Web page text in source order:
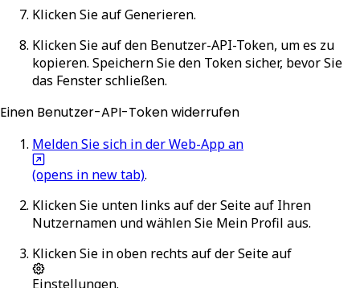
Klicken Sie aufGenerieren.
Klicken Sie auf den Benutzer-API-Token, um es zu
kopieren. Speichern Sie den Token sicher, bevor Sie
das Fenster schließen.
Einen Benutzer-API-Token widerrufen
Melden Sie sich in der Web-App an
(opens in new tab).
Klicken Sie unten links auf der Seite auf Ihren
Nutzernamen und wählen Sie Mein Profil aus.
Klicken Sie in oben rechts auf der Seite auf
Einstellungen.